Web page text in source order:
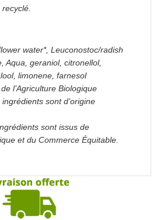
water*, Leuconostoc/radish
Aqua, geraniol, citronellol,
limonene, farnesol
l’Agriculture Biologique
sont d’origine
sont issus de
et du Commerce Équitable.